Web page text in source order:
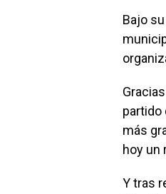
Bajo
partido
más
hoy un
Y tras